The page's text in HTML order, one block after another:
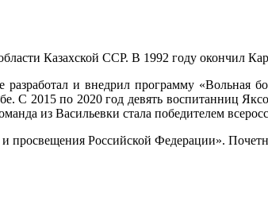
Казахской ССР. В 1992 году окончил
разработал и внедрил программу
С 2015 по 2020 год девять воспитанниц
из Васильевки стала победителем
Российской Федерации».